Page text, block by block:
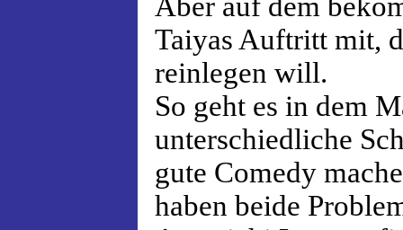
Taiyas Auftritt mit,
reinlegen will.
So geht es in dem
unterschiedliche
gute Comedy
haben beide